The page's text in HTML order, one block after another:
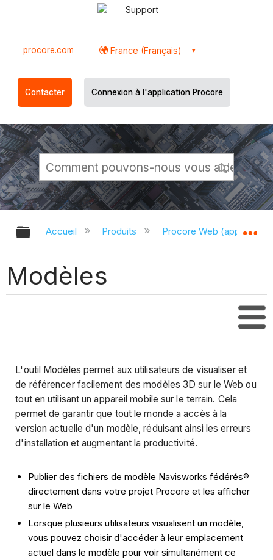
Support
procore.com France (Français)
Contacter Connexion à l'application Procore
Développer/réduire la hiérarchie
Accueil Produits Procore Web
Modèles
L'outil Modèles permet aux utilisateurs de visualiser et
de référencer facilement des modèles 3D sur le Web ou
tout en utilisant un appareil mobile sur le terrain. Cela
permet de garantir que tout le monde a accès à la
version actuelle d'un modèle, réduisant ainsi les erreurs
d'installation et augmentant la productivité.
Publier des fichiers de modèle Navisworks fédérés®
directement dans votre projet Procore et les afficher
sur le Web
Lorsque plusieurs utilisateurs visualisent un modèle,
vous pouvez choisir d'accéder à leur emplacement
actuel dans le modèle pour voir simultanément ce